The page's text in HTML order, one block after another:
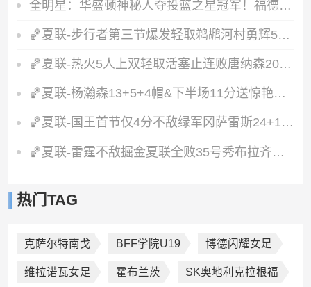
全明星：华盛顿神秘人夺投篮之星冠军！福德夺得三分大赛冠军！
🏀夏联-步行者第三节爆发轻取鹈鹕河村勇辉5+5+12斯劳森22分
🏀夏联-热火5人上双轻取活塞止连败唐纳森20+8+10奥科里27分
🏀夏联-杨瀚森13+5+4帽&下半场11分送惊艳妙传开拓者力克掘金
🏀夏联-国王首节仅4分不敌绿军冈萨雷斯24+10+5塞纳克10+12
🏀夏联-雷霆不敌掘金夏联全败35号秀布拉齐尔32+6马拉14+7+6
热门TAG
克萨尔特南戈 BFF学院U19 博德闪耀女足
维拉诺瓦女足 霍布兰茨 SK奥地利克拉根福